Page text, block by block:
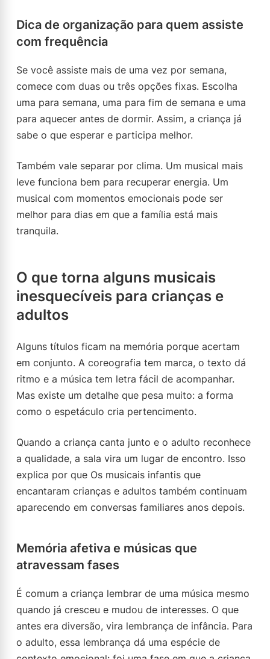
Dica de organização para quem assiste
com frequência
Se você assiste mais de uma vez por semana,
comece com duas ou três opções fixas. Escolha
uma para semana, uma para fim de semana e uma
para aquecer antes de dormir. Assim, a criança já
sabe o que esperar e participa melhor.
Também vale separar por clima. Um musical mais
leve funciona bem para recuperar energia. Um
musical com momentos emocionais pode ser
melhor para dias em que a família está mais
tranquila.
O que torna alguns musicais
inesquecíveis para crianças e
adultos
Alguns títulos ficam na memória porque acertam
em conjunto. A coreografia tem marca, o texto dá
ritmo e a música tem letra fácil de acompanhar.
Mas existe um detalhe que pesa muito: a forma
como o espetáculo cria pertencimento.
Quando a criança canta junto e o adulto reconhece
a qualidade, a sala vira um lugar de encontro. Isso
explica por que Os musicais infantis que
encantaram crianças e adultos também continuam
aparecendo em conversas familiares anos depois.
Memória afetiva e músicas que
atravessam fases
É comum a criança lembrar de uma música mesmo
quando já cresceu e mudou de interesses. O que
antes era diversão, vira lembrança de infância. Para
o adulto, essa lembrança dá uma espécie de